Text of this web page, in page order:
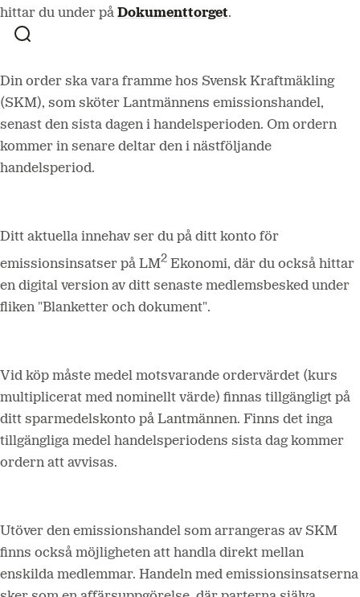
hittar du under på Dokumenttorget.
Din order ska vara framme hos Svensk Kraftmäkling
(SKM), som sköter Lantmännens emissionshandel,
senast den sista dagen i handelsperioden. Om ordern
kommer in senare deltar den i nästföljande
handelsperiod.
Ditt aktuella innehav ser du på ditt konto för
emissionsinsatser på LM2 Ekonomi, där du också hittar
en digital version av ditt senaste medlemsbesked under
fliken "Blanketter och dokument".
Vid köp måste medel motsvarande ordervärdet (kurs
multiplicerat med nominellt värde) finnas tillgängligt på
ditt sparmedelskonto på Lantmännen. Finns det inga
tillgängliga medel handelsperiodens sista dag kommer
ordern att avvisas.
Utöver den emissionshandel som arrangeras av SKM
finns också möjligheten att handla direkt mellan
enskilda medlemmar. Handeln med emissionsinsatserna